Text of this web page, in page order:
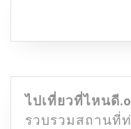
ไปเที่ยวที่ไหนดี
รวบรวมสถานที่